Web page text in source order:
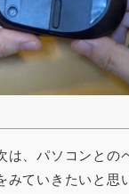
は、パソコンとの
みていきたいと思